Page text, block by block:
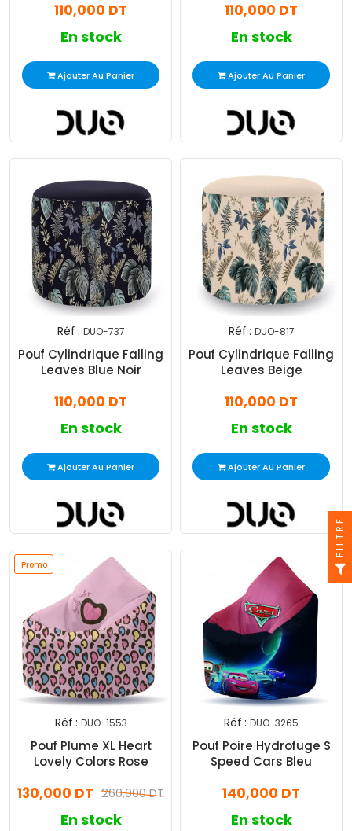
110,000 DT
En stock
Ajouter Au Panier
110,000 DT
En stock
Ajouter Au Panier
Réf : DUO-737
Pouf Cylindrique Falling
Leaves Blue Noir
110,000 DT
En stock
Ajouter Au Panier
Réf : DUO-817
Pouf Cylindrique Falling
Leaves Beige
110,000 DT
En stock
Ajouter Au Panier
Promo
Réf : DUO-1553
Pouf Plume XL Heart
Lovely Colors Rose
260,000 DT
130,000 DT
En stock
Réf : DUO-3265
Pouf Poire Hydrofuge S
Speed Cars Bleu
140,000 DT
En stock
FILTRE